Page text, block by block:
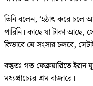
তিনি বলেন, ‘হঠাৎ করে চলে
পারিনি। কাছে যা টাকা আছে,
কিভাবে যে সংসার চলবে,
বস্তুতঃ গত ফেব্রুয়ারিতে
মধ্যপ্রাচ্যের শ্রম বাজারে।